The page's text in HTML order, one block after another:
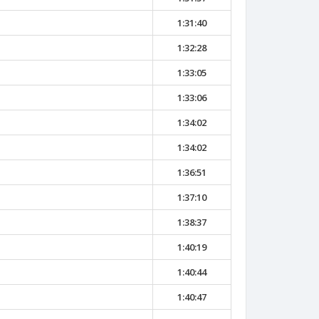
1:31:40
1:32:28
1:33:05
1:33:06
1:34:02
1:34:02
1:36:51
1:37:10
1:38:37
1:40:19
1:40:44
1:40:47